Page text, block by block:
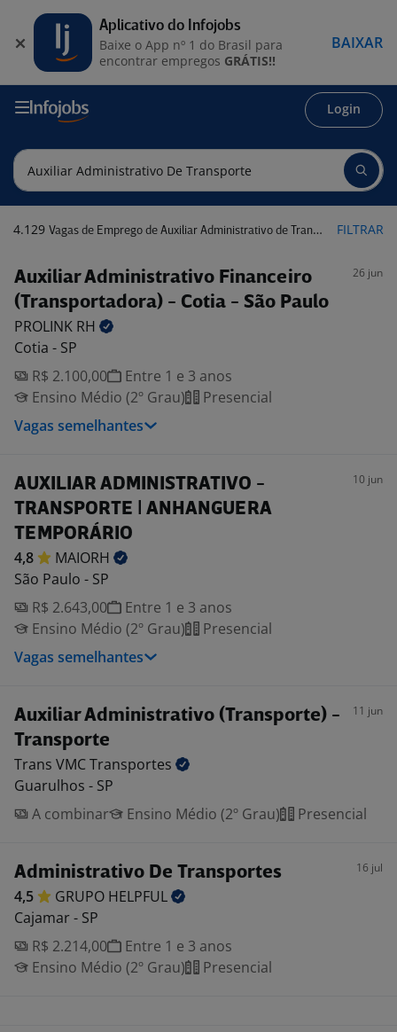
Login
4.129 Vagas de Emprego de Auxiliar Administrativo de Transporte FILTRAR
Auxiliar Administrativo Financeiro
(Transportadora) - Cotia - São Paulo
26 jun
PROLINK RH
Cotia - SP
R$ 2.100,00
Entre 1 e 3 anos
Ensino Médio (2º Grau)
Presencial
Vagas semelhantes
AUXILIAR ADMINISTRATIVO -
TRANSPORTE | ANHANGUERA
TEMPORÁRIO
10 jun
4,8
MAIORH
São Paulo - SP
R$ 2.643,00
Entre 1 e 3 anos
Ensino Médio (2º Grau)
Presencial
Vagas semelhantes
Auxiliar Administrativo (Transporte) -
Transporte
11 jun
Trans VMCTransportes
Guarulhos - SP
A combinar
Ensino Médio (2º Grau) Presencial
Administrativo De Transportes 16 jul
4,5 GRUPO HELPFUL
Cajamar - SP
R$ 2.214,00
Entre 1 e 3 anos
Ensino Médio (2º Grau)
Presencial
Aplicativo do Infojobs
Baixe o App nº 1 do Brasil para
encontrar empregos GRÁTIS!!
BAIXAR